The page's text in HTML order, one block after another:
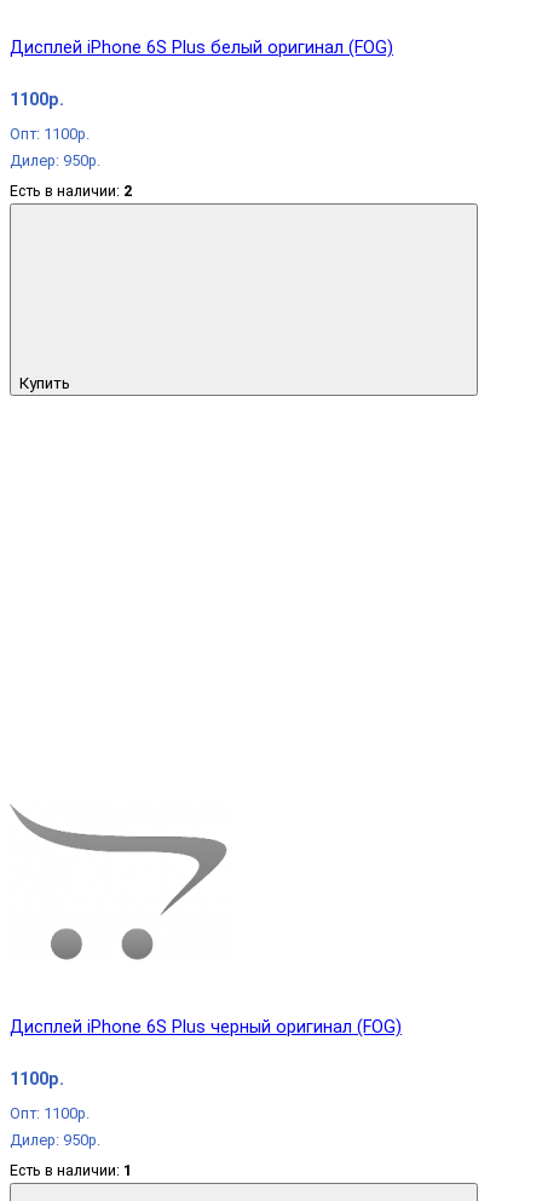
Дисплей iPhone 6S Plus белый оригинал (FOG)
1100р.
Опт: 1100р.
Дилер: 950р.
Есть в наличии: 2
Купить
Дисплей iPhone 6S Plus черный оригинал (FOG)
1100р.
Опт: 1100р.
Дилер: 950р.
Есть в наличии: 1